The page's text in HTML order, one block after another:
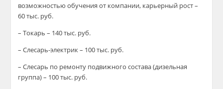
возможностью обучения от компании, карьерный рост –
60 тыс. руб.
– Токарь – 140 тыс. руб.
– Слесарь-электрик – 100 тыс. руб.
– Слесарь по ремонту подвижного состава (дизельная
группа) – 100 тыс. руб.